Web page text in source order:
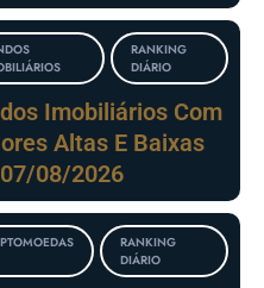
RANKING
DIÁRIO
Imobiliários Com
Altas E Baixas
08/2026
RANKING
DIÁRIO